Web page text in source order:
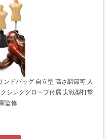
ドバッグ 自立型 高さ調節可 人
シンググローブ付属 実戦型打撃
監修